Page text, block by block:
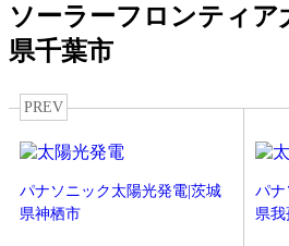
ソーラーフロンティア
県千葉市
PREV
パナソニック太陽光発電|茨城
県神栖市
パナ
県